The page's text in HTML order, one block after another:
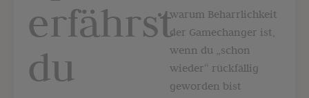
erfährst
du
warum Beharrlichkeit
der Gamechanger ist,
wenn du „schon
wieder“ rückfällig
geworden bist